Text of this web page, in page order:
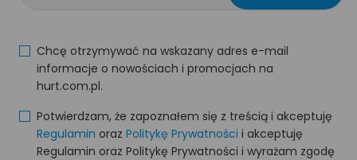
Chcę otrzymywać na wskazany adres e-mail
informacje o nowościach i promocjach na
hurt.com.pl.
Potwierdzam, że zapoznałem się z treścią i akceptuję
Regulamin oraz Politykę Prywatności i akceptuję
Regulamin oraz Politykę Prywatności i wyrażam zgodę